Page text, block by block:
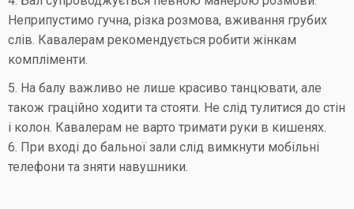
Неприпустимо гучна, різка розмова, вживання грубих
слів. Кавалерам рекомендується робити жінкам
компліменти.
5. На балу важливо не лише красиво танцювати, але
також граційно ходити та стояти. Не слід тулитися до стін
і колон. Кавалерам не варто тримати руки в кишенях.
6. При вході до бальної зали слід вимкнути мобільні
телефони та зняти навушники.